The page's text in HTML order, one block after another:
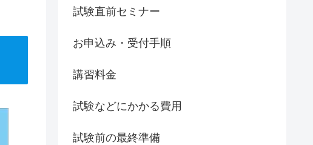
試験直前セミナー
お申込み・受付手順
講習料金
試験などにかかる費用
試験前の最終準備